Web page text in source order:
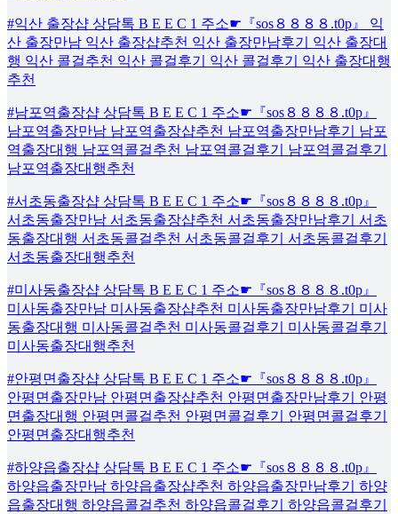
#익산 출장샵 상담톡 B E E C 1 주소☛『sos８８８８.t0p』 익
산 출장만남 익산 출장샵추천 익산 출장만남후기 익산 출장대
행 익산 콜걸추천 익산 콜걸후기 익산 콜걸후기 익산 출장대행
추천
#남포역출장샵 상담톡 B E E C 1 주소☛『sos８８８８.t0p』
남포역출장만남 남포역출장샵추천 남포역출장만남후기 남포
역출장대행 남포역콜걸추천 남포역콜걸후기 남포역콜걸후기
남포역출장대행추천
#서초동출장샵 상담톡 B E E C 1 주소☛『sos８８８８.t0p』
서초동출장만남 서초동출장샵추천 서초동출장만남후기 서초
동출장대행 서초동콜걸추천 서초동콜걸후기 서초동콜걸후기
서초동출장대행추천
#미사동출장샵 상담톡 B E E C 1 주소☛『sos８８８８.t0p』
미사동출장만남 미사동출장샵추천 미사동출장만남후기 미사
동출장대행 미사동콜걸추천 미사동콜걸후기 미사동콜걸후기
미사동출장대행추천
#안평면출장샵 상담톡 B E E C 1 주소☛『sos８８８８.t0p』
안평면출장만남 안평면출장샵추천 안평면출장만남후기 안평
면출장대행 안평면콜걸추천 안평면콜걸후기 안평면콜걸후기
안평면출장대행추천
#하양읍출장샵 상담톡 B E E C 1 주소☛『sos８８８８.t0p』
하양읍출장만남 하양읍출장샵추천 하양읍출장만남후기 하양
읍출장대행 하양읍콜걸추천 하양읍콜걸후기 하양읍콜걸후기